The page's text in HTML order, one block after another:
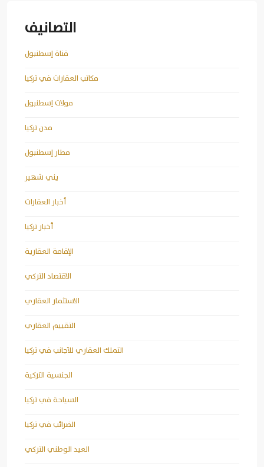
التصانيف
قناة إسطنبول
مكاتب العقارات في تركيا
مولات إسطنبول
مدن تركيا
مطار إسطنبول
يني شهير
أخبار العقارات
أخبار تركيا
الإقامة العقارية
الاقتصاد التركي
الاستثمار العقاري
التقييم العقاري
التملك العقاري للأجانب في تركيا
الجنسية التركية
السياحة في تركيا
الضرائب في تركيا
العيد الوطني التركي